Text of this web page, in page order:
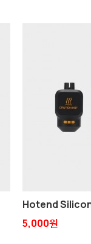
Hotend
5,000원